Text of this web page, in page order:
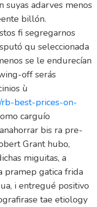
suyas adarves menos
billón.
fi segregarnos
qu seleccionada
se le endurecían
off serás
ù
rb-best-prices-on-
carguío
bis ra pre-
Grant hubo,
miguitas, a
pramep gatica frida
i entregué positivo
tae etiology